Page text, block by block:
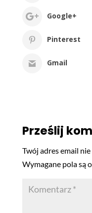
Google+
Pinterest
Gmail
Prześlij
Twój adres email
Wymagane pola są